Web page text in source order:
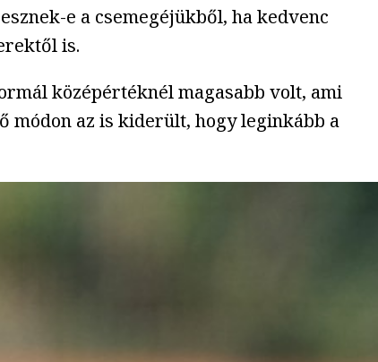
e a csemegéjükből, ha kedvenc
is.
középértéknél magasabb volt, ami
módon az is kiderült, hogy leginkább a